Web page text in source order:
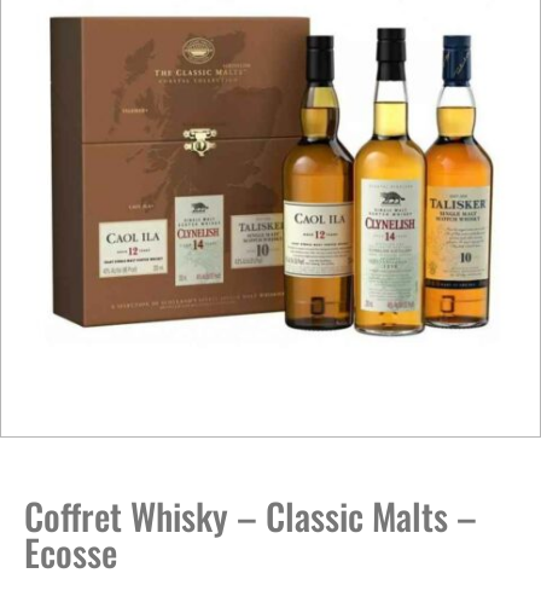
Coffret Whisky – Classic Malts –
Ecosse